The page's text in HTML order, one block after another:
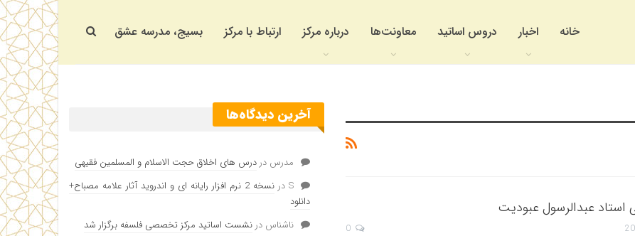
خانه اخبار دروس اساتید معاونت‌ها درباره مرکز ارتباط با مرکز بسیج، مدرسه عشق
استاد عبدالرسول عبودیت
آخرین دیدگاه‌ها
مدرس در درس های اخلاق حجت الاسلام و المسلمین فقیهی
Sدر
نسخه 2 نرم افزار رایانه ای و اندروید آثار علامه مصباح+
دانلود
ناشناس در نشست اساتید مرکز تخصصی فلسفه برگزار شد